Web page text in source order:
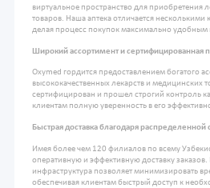
виртуальное пространство для приобретения
товаров. Наша аптека отличается
делая процесс покупок максимально удобным
Широкий ассортимент и сертифицированная
Oxymed гордится предоставлением богатого
высококачественных лекарств и медицинских
сертифицирован и прошел строгий контроль
клиентам полную уверенность в его
Быстрая доставка благодаря распределенной
Имея более чем 120 филиалов по всему
оперативную и эффективную доставку
инфраструктура позволяет минимизировать
обеспечивая клиентам быстрый доступ к